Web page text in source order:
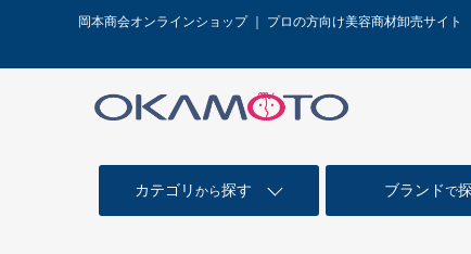
岡本商会オンラインショップ ｜ プロの方向け美容商材卸売サイト
カテゴリ から探す ブランドで